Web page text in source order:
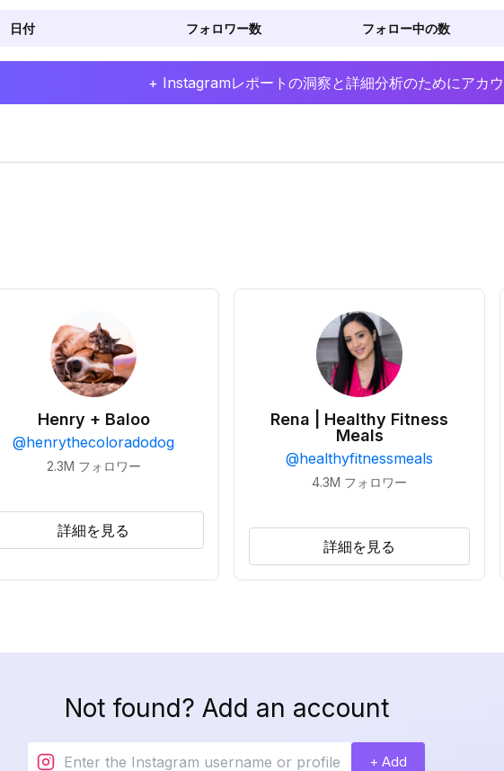
日付 フォロワー数 フォロー中の数
+ Instagramレポートの洞察と詳細分析のためにアカ
Henry + Baloo
@henrythecoloradodog
2.3M フォロワー
詳細を見る
Rena | Healthy Fitness
Meals
@healthyfitnessmeals
4.3M フォロワー
詳細を見る
Not found? Add an account
+ Add